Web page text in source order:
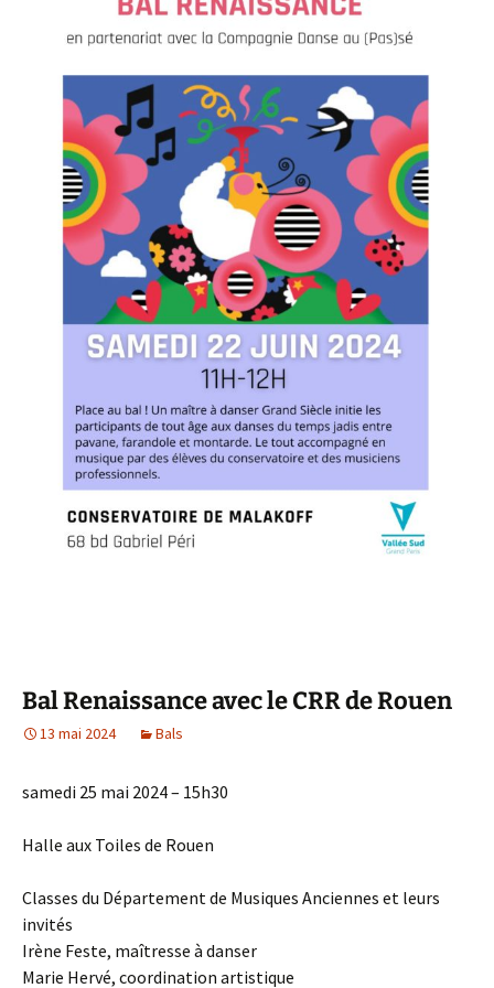
Bal Renaissance avec le CRR de Rouen
13 mai 2024 Bals
samedi 25 mai 2024 – 15h30
Halle aux Toiles de Rouen
Classes du Département de Musiques Anciennes et leurs
invités
Irène Feste, maîtresse à danser
Marie Hervé, coordination artistique